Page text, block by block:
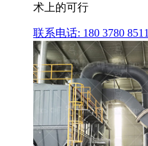
术上的可行
联系电话: 180 3780 8511